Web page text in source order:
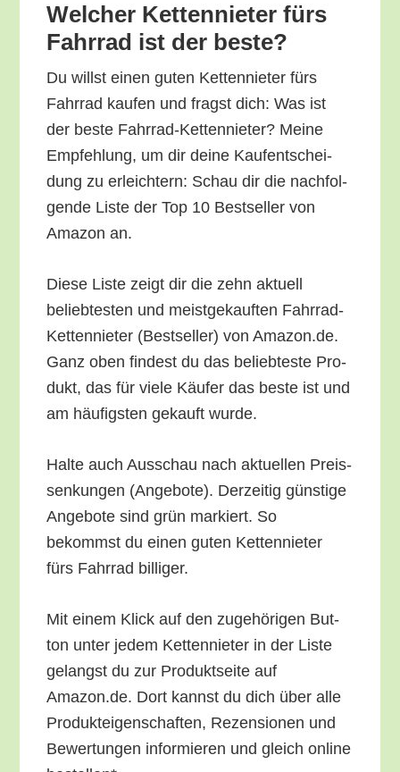
Wel­cher Ket­ten­nie­ter fürs
Fahr­rad ist der beste?
Du willst einen guten Ket­ten­nie­ter fürs
Fahr­rad kau­fen und fragst dich: Was ist
der bes­te Fahr­rad-Ket­ten­nie­ter? Mei­ne
Emp­feh­lung, um dir dei­ne Kauf­ent­schei­
dung zu erleich­tern: Schau dir die nach­fol­
gen­de Lis­te der Top 10 Best­sel­ler von
Ama­zon an.
Die­se Lis­te zeigt dir die zehn aktu­ell
belieb­tes­ten und meist­ge­kauf­ten Fahr­rad-
Ket­ten­nie­ter (Best­sel­ler) von Amazon.de.
Ganz oben fin­dest du das belieb­tes­te Pro­
dukt, das für vie­le Käu­fer das bes­te ist und
am häu­figs­ten gekauft wurde.
Hal­te auch Aus­schau nach aktu­el­len Preis­
sen­kun­gen (Ange­bo­te). Der­zei­tig güns­ti­ge
Ange­bo­te sind grün mar­kiert. So
bekommst du einen guten Ket­ten­nie­ter
fürs Fahr­rad billiger.
Mit einem Klick auf den zuge­hö­ri­gen But­
ton unter jedem Ket­ten­nie­ter in der Lis­te
gelangst du zur Pro­dukt­sei­te auf
Amazon.de. Dort kannst du dich über alle
Pro­duk­tei­gen­schaf­ten, Rezen­sio­nen und
Bewer­tun­gen infor­mie­ren und gleich online